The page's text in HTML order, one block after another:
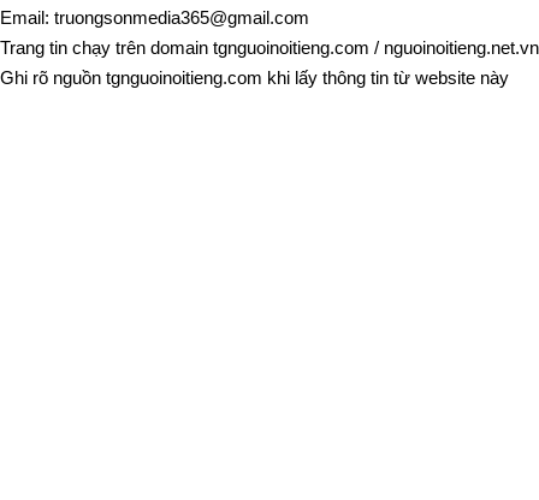
Email: truongsonmedia365@gmail.com
Trang tin chạy trên domain tgnguoinoitieng.com / nguoinoitieng.net.vn
Ghi rõ nguồn tgnguoinoitieng.com khi lấy thông tin từ website này